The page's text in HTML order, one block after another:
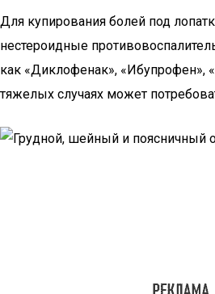
Для купирования болей под
нестероидные
как «Диклофенак», «Ибупрофен»,
тяжелых случаях может